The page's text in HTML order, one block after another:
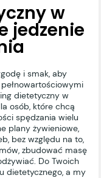
w
jedzenie
i smak, aby
dietetyczny w
osób, które chcą
spędzania wielu
plany żywieniowe,
bez względu na to,
zbudować masę
Do Twoich
dietetycznego, a my